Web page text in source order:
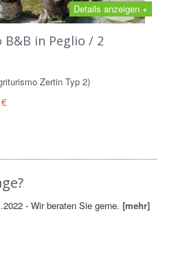
Details anzeigen +
in Peglio / 2
Zertin Typ 2)
- Wir beraten Sie gerne.[mehr]